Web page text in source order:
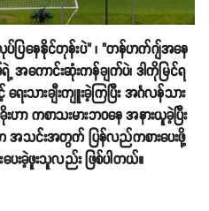
ြနေနိုင်တုန်းပဲ" ၊ "တန်ဟက်ဂျ်အနေ
ကောင်းဆုံးကန်ချက်ပဲ၊ ဒါကိုမြင်ရ
သားချီးကျူးခဲ့ကြပြီး အင်္ဂလန်သား
ာ ကစာသးမားဘ၀နေ အနားယူခဲ့ပြီး
အသင်းအတွက် ပြန်လည်ကစားပေးဖို့
ေးခဲ့ဖူးသူလည်း ဖြစ်ပါတယ်။